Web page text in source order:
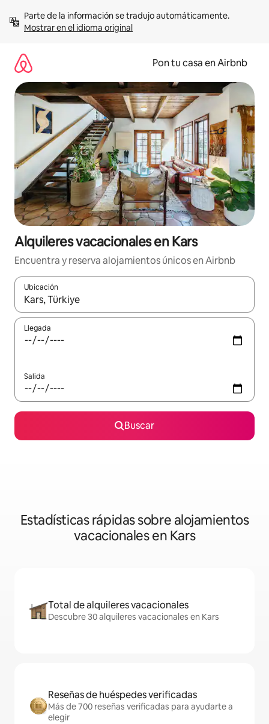
contenidoMostrar en el idioma original
Pon tu casa en Airbnb
Alquileres vacacionales en Kars
Encuentra y reserva alojamientos únicos en Airbnb
Ubicación
Cuando los resultados estén disponibles, navega con las
Llegada
Salida
Buscar
Estadísticas rápidas sobre alojamientos
vacacionales en Kars
Total de alquileres vacacionales
Descubre 30 alquileres vacacionales en Kars
Reseñas de huéspedes verificadas
Más de 700 reseñas verificadas para ayudarte a
elegir